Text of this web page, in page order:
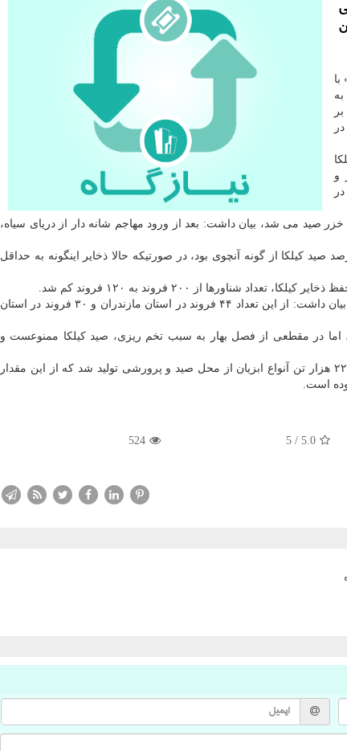
به
و در
و
به ۹۵ هزار تن کیلکا از دریای خزر صید می شد، بیان داشت: بعد از ورود مهاجم شانه دار از دریای سیاه،
اشاره کرد: قبل از ورود مهاجم شانه دار به دریای خزر ۹۰ درصد صید کیلکا از گونه آنچوی بود، در صورتیکه حالا ذخایر اینگونه به حداقل
از ۲۰۰ فروند به ۱۲۰ فروند کم شد.
وی با اشاره به اینکه حالا ۷۴ فروند شناور صید کیلکا فعال می باشند، بیان داشت: از این تعداد ۴۴ فروند در استان مازندران و ۳۰ فروند در استان
در مقطعی از فصل بهار به سبب تخم ریزی، صید کیلکا ممنوعست و
به گزارش نیازگاه به نقل از ایرنا، در سال ۹۹ بیش از یک میلیون و ۲۲۲ هزار تن آنواع ابزیان از محل صید و پرورشی تولید شد که از این مقدار
5.0
/
5
524